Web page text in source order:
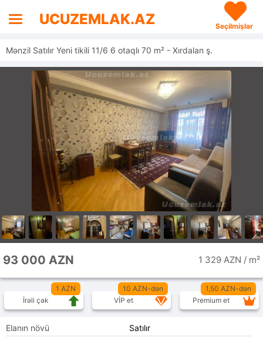
UCUZEMLAK.AZ Seçilmişlər
Mənzil Satılır Yeni tikili 11/6 6 otaqlı 70 m² - Xırdalan ş.
93 000 AZN 1 329 AZN / m²
1 AZN
İrəli çək
10 AZN-dən
VİP et
1,50 AZN-dən
Premium et
Elanın növü Satılır